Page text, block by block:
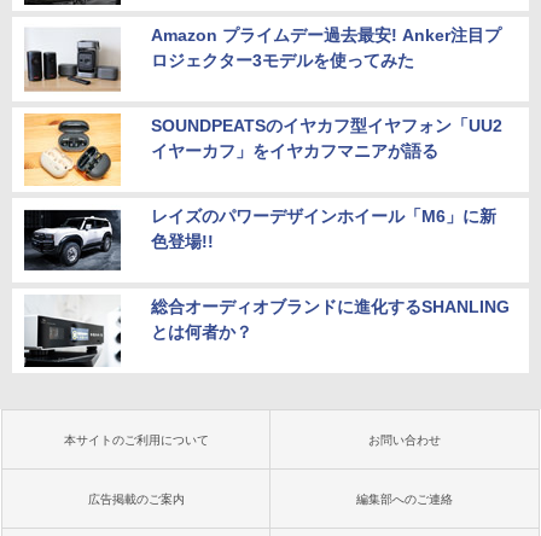
Amazon プライムデー過去最安! Anker注目プ
ロジェクター3モデルを使ってみた
SOUNDPEATSのイヤカフ型イヤフォン「UU2
イヤーカフ」をイヤカフマニアが語る
レイズのパワーデザインホイール「M6」に新
色登場!!
総合オーディオブランドに進化するSHANLING
とは何者か？
本サイトのご利用について お問い合わせ
広告掲載のご案内 編集部へのご連絡